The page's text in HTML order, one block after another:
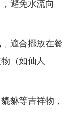
避免水流向
適合擺放在餐
（如仙人
貅等吉祥物，